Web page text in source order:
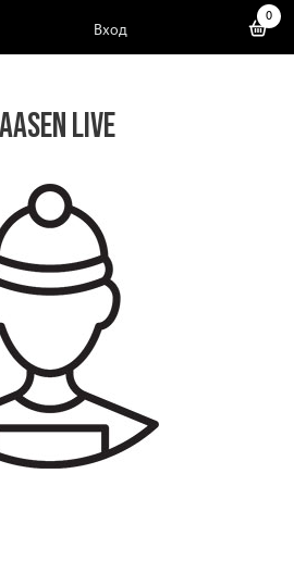
Вход
0
LIVE